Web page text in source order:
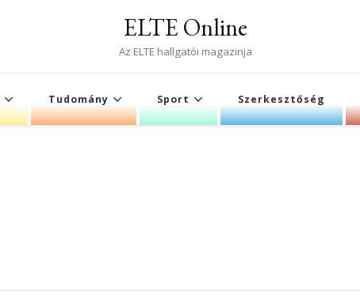
ELTE Online
Az ELTE hallgatói magazinja
Tudomány Sport Szerkesztőség